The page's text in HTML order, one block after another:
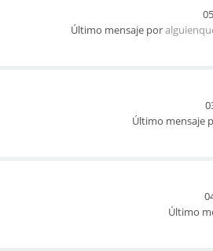
Último mensaje por
Último mensaje
Último